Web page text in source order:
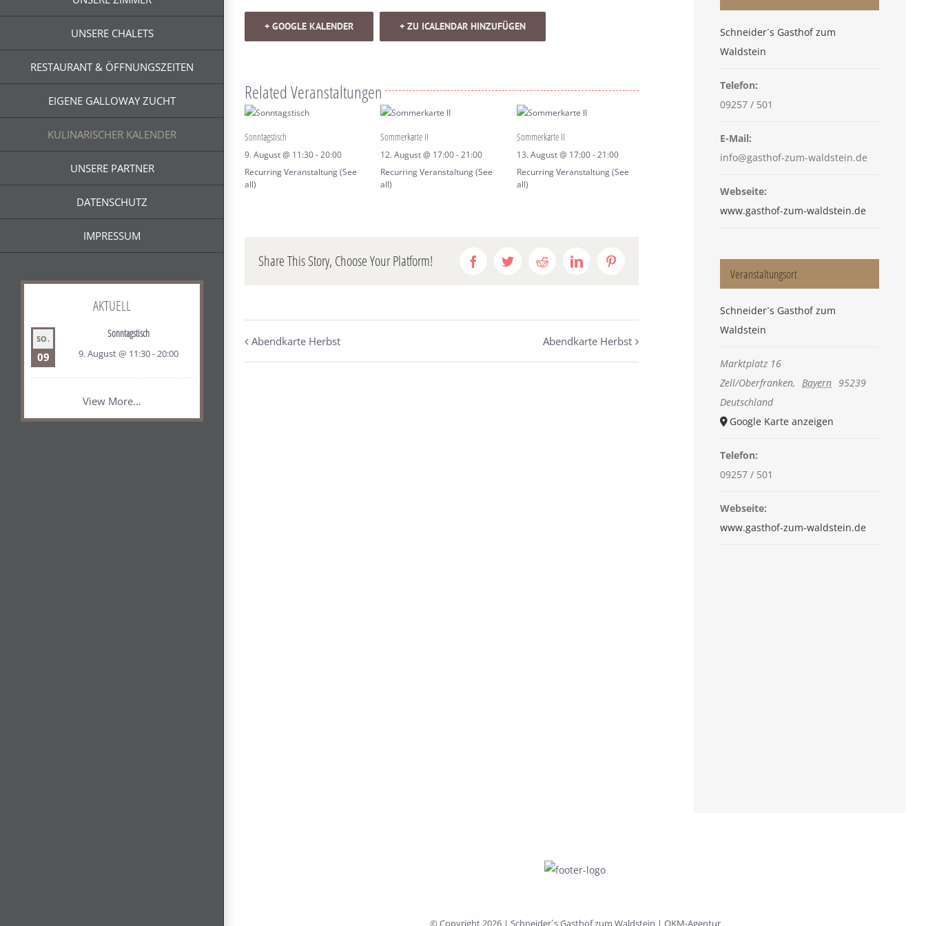
UNSERE CHALETS
RESTAURANT & ÖFFNUNGSZEITEN
EIGENE GALLOWAY ZUCHT
KULINARISCHER KALENDER
UNSERE PARTNER
DATENSCHUTZ
IMPRESSUM
AKTUELL
SO.
09
Sonntagstisch
9. August @ 11:30-20:00
View More…
+ GOOGLE KALENDER + ZU ICALENDAR HINZUFÜGEN
Related Veranstaltungen
Sonntagstisch
9. August @ 11:30-20:00
Recurring Veranstaltung(See
all)
Sommerkarte II
12. August @ 17:00-21:00
Recurring Veranstaltung(See
all)
Sommerkarte II
13. August @ 17:00-21:00
Recurring Veranstaltung(See
all)
Share This Story, Choose Your Platform! FacebookTwitterReddit LinkedInPinterest
Abendkarte Herbst Abendkarte Herbst
Schneider´s Gasthof zum
Waldstein
Telefon:
09257 / 501
E-Mail:
info@gasthof-zum-waldstein.de
Webseite:
www.gasthof-zum-waldstein.de
Veranstaltungsort
Schneider´s Gasthof zum
Waldstein
Marktplatz 16
Zell/Oberfranken, Bayern 95239
Deutschland
Google Karte anzeigen
Telefon:
09257 / 501
Webseite:
www.gasthof-zum-waldstein.de
© Copyright 2026 | Schneider´s Gasthof zum Waldstein | OKM-Agentur